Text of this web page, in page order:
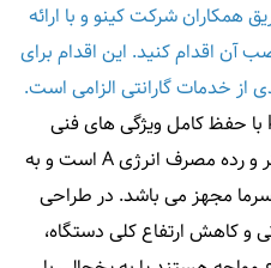
همکاران شرکت کینو و با ارائه
آن اقدام کنید. این اقدام برای
خدمات گارانتی الزامی است.
۶۰ سانت مدل kr615 با حفظ کامل ویژگی‌ های فنی
اصلی، دارای ظرفیت مفید ۳۰۰ لیتر و رده مصرف انرژی A است و به
مجهز می‌ باشد. در طراحی
و کاهش ارتفاع کلی دستگاه،